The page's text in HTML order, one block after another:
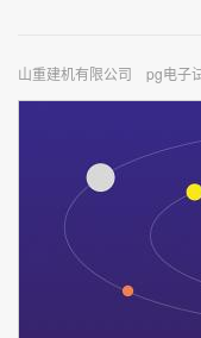
山重建机有限公司 pg电子